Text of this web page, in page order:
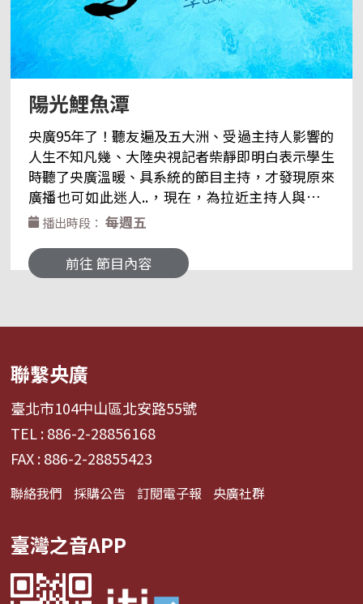
陽光鯉魚潭
央廣95年了！聽友遍及五大洲、受過主持人影響的
人生不知凡幾、大陸央視記者柴靜即明白表示學生
時聽了央廣溫暖、具系統的節目主持，才發現原來
廣播也可如此迷人..，現在，為拉近主持人與聽眾
距離、服務廣大聽眾，了解聽友需求，期以信件、
到凝聚「央廣粉絲團」向心力，期待透過長期的互
動，能維持舊聽友、爭取新聽眾。 📌臉書粉絲專頁
地址｜臺灣104237臺北市中山區北安路55號 中央
播出時段： 每週五
前往 節目內容
聯繫央廣
臺北市104中山區北安路55號
TEL : 886-2-28856168
FAX : 886-2-28855423
聯絡我們 採購公告 訂閱電子報 央廣社群
臺灣之音APP